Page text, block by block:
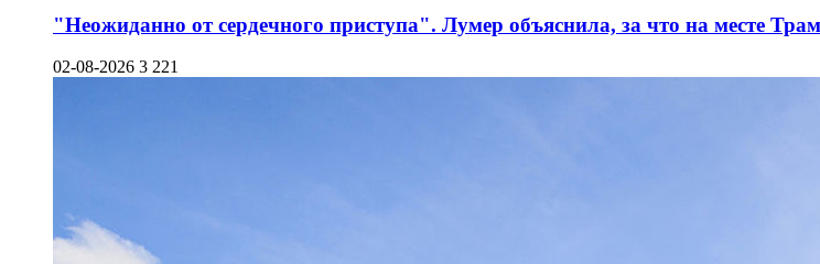
"Неожиданно от сердечного приступа". Лумер объяснила, за что на месте
02-08-2026 3 221